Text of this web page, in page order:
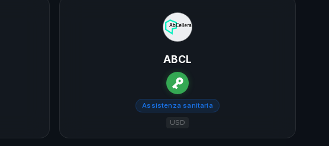
ABCL
Assistenza sanitaria
USD